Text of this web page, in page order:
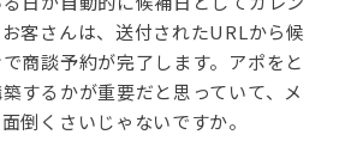
客さんは、送付されたURLから候
商談予約が完了します。アポをと
するかが重要だと思っていて、メ
倒くさいじゃないですか。